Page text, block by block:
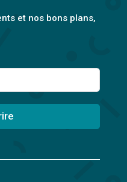
et nos bons plans,